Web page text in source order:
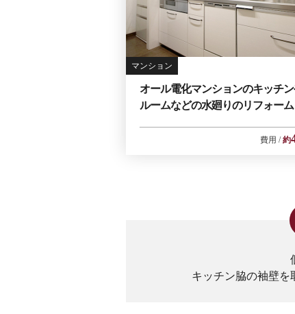
マンション
オール電化マンションのキッチ
ルームなどの水廻りのリフォーム
費用 約
キッチン脇の袖壁を